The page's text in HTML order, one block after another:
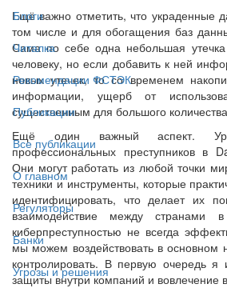
Блоги
Читалка
Рекомендации ФСТЭК
Публикации
Все публикации
О главном
Регуляторы
Банки
Угрозы и решения
Ещё важно отметить, что украденные
том числе и для обогащения баз
Сама по себе одна небольшая
человеку, но если добавить к ней
новых утечек, то со временем
информации, ущерб от
существенным для большого
Ещё один важный аспект.
профессиональных преступников в
Они могут работать из любой точки
техники и инструменты, которые
идентифицировать, что делает их
взаимодействие между странами
киберпреступностью не всегда
мы можем воздействовать в основном
контролировать. В первую очередь
защиты внутри компаний и вовлечение